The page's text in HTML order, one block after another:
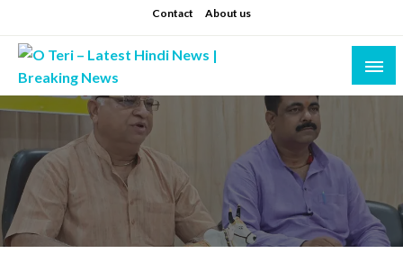
to
content
Contact About us
O Teri – Latest Hindi News | Breaking News
Prashant sharma (shastri)